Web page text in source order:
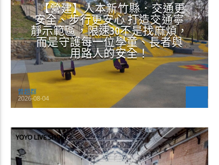
【營建】人本新竹縣．交通更
安全、步行更安心 打造交通寧
靜示範區，限速30不是找麻煩，
而是守護每一位學童、長者與
用路人的安全！
曾超群
2026-08-04
YOYO LIVE SHOW